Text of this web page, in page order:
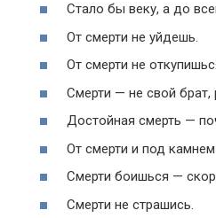
Стало бы веку, а до
От смерти не уйдешь.
От смерти не
Смерти — не свой брат,
Достойная смерть —
От смерти и под камнем
Смерти боишься —
Смерти не страшись.